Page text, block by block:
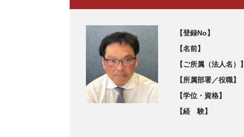
【登録No】
【名前】
【ご所属（法人名）】
【所属部署／役職】
【学位・資格】
【経 験】